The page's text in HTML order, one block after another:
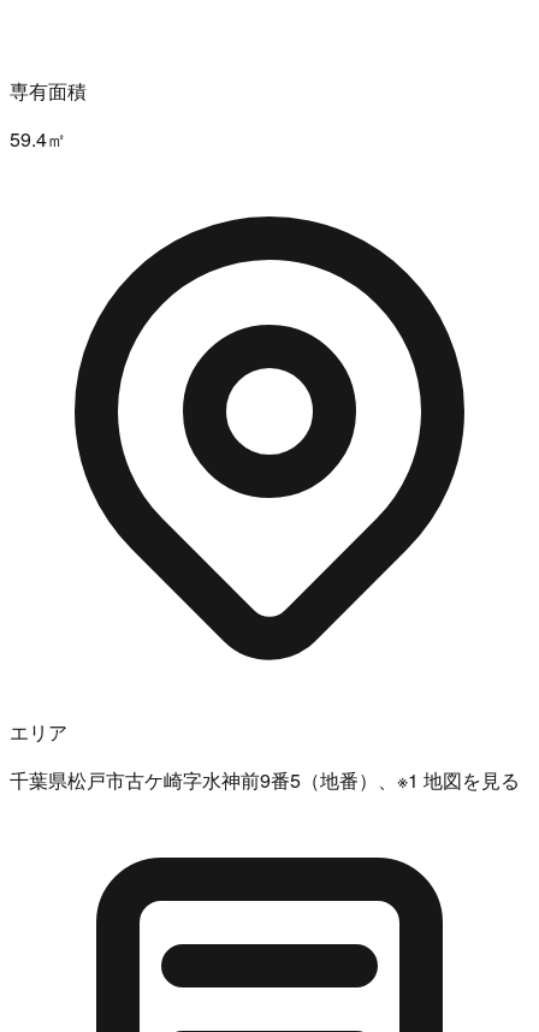
専有面積
59.4㎡
エリア
千葉県松戸市古ケ崎字水神前9番5（地番）、※1 地図を見る